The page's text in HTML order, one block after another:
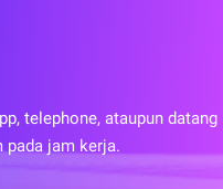
telephone, ataupun datang
pada jam kerja.